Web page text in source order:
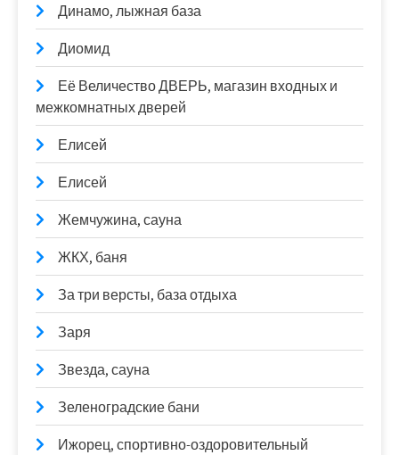
Динамо, лыжная база
Диомид
Её Величество ДВЕРЬ, магазин входных и
межкомнатных дверей
Елисей
Елисей
Жемчужина, сауна
ЖКХ, баня
За три версты, база отдыха
Заря
Звезда, сауна
Зеленоградские бани
Ижорец, спортивно-оздоровительный